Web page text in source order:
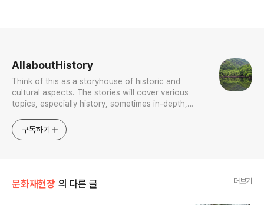
AllaboutHistory
Think of this as a storyhouse of historic and
cultural aspects. The stories will cover various
topics, especially history, sometimes in-depth,
approach will be to resist any common sense or
generalized viewpoint
구독하기
문화재현장 의 다른 글 더보기